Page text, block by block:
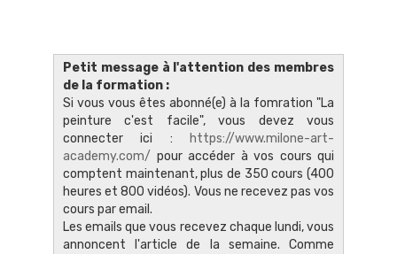
Petit message à l'attention des membres
de la formation :
Si vous vous êtes abonné(e) à la fomration "La
peinture c'est facile", vous devez vous
connecter ici :
https://www.milone-art-
academy.com/ pour accéder à vos cours qui
comptent maintenant, plus de 350 cours (400
heures et 800 vidéos). Vous ne recevez pas vos
cours par email.
Les emails que vous recevez chaque lundi, vous
annoncent l'article de la semaine. Comme